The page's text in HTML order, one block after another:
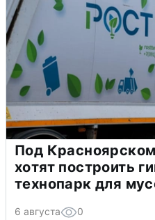
Под
хотят построить
технопарк для
6 августа 0